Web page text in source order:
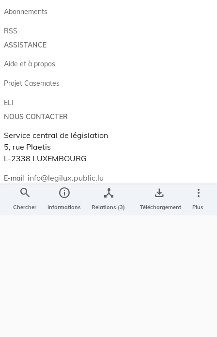
search
Chercher
info
Informations
device_hub
Relations (3)
save_alt
Téléchargement
more_vert
Plus
Abonnements
RSS
ASSISTANCE
Aide et à propos
Projet Casemates
ELI
NOUS CONTACTER
Service central de législation
5, rue Plaetis
L-2338 LUXEMBOURG
E-mail info@legilux.public.lu
My LegiBox , votre espace personnel.